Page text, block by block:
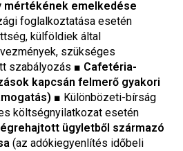
mértékének emelkedése
foglalkoztatása esetén
külföldiek által
szükséges
szabályozás ■ Cafetéria-
kapcsán felmerő gyakori
■ Különbözeti-bírság
költségnyilatkozat esetén
ügyletből származó
(az adókiegyenlítés időbeli